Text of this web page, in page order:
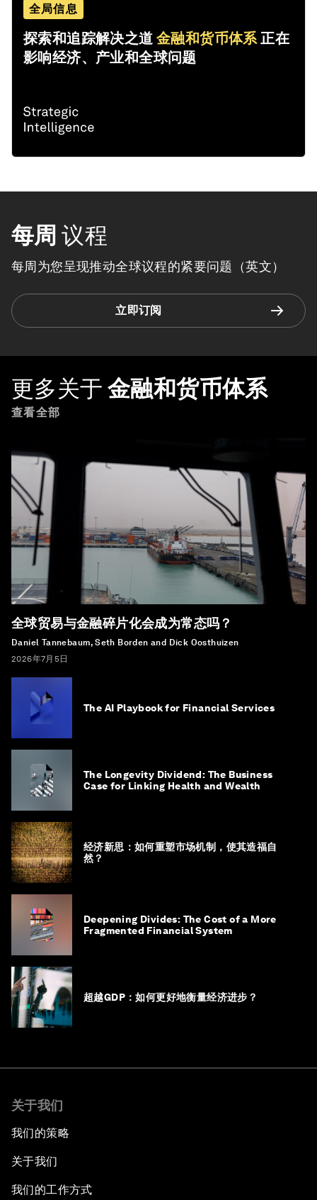
全局信息
探索和追踪解决之道金融和货币体系正在
影响经济、产业和全球问题
每周 议程
每周为您呈现推动全球议程的紧要问题（英文）
立即订阅
更多关于 金融和货币体系
查看全部
全球贸易与金融碎片化会成为常态吗？
Daniel Tannebaum, Seth Borden and Dick Oosthuizen
2026年7月5日
The AI Playbook for Financial Services
The Longevity Dividend: The Business
Case for Linking Health and Wealth
经济新思：如何重塑市场机制，使其造福自
然？
Deepening Divides: The Cost of a More
Fragmented Financial System
超越GDP：如何更好地衡量经济进步？
关于我们
我们的策略
关于我们
我们的工作方式